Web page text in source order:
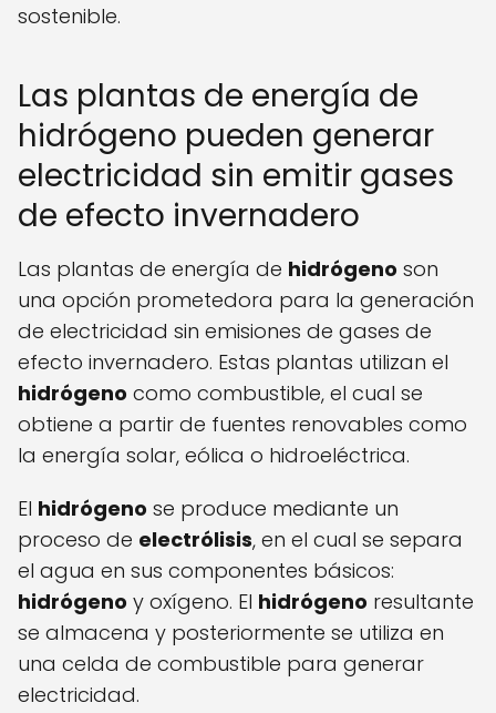
sostenible.
Las plantas de energía de
hidrógeno pueden generar
electricidad sin emitir gases
de efecto invernadero
Las plantas de energía de hidrógeno son
una opción prometedora para la generación
de electricidad sin emisiones de gases de
efecto invernadero. Estas plantas utilizan el
hidrógeno como combustible, el cual se
obtiene a partir de fuentes renovables como
la energía solar, eólica o hidroeléctrica.
El hidrógeno se produce mediante un
proceso de electrólisis, en el cual se separa
el agua en sus componentes básicos:
hidrógeno y oxígeno. El hidrógeno resultante
se almacena y posteriormente se utiliza en
una celda de combustible para generar
electricidad.